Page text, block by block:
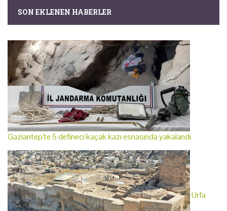
SON EKLENEN HABERLER
Gaziantep'te 5 defineci kaçak kazı esnasında yakalandı
Urfa